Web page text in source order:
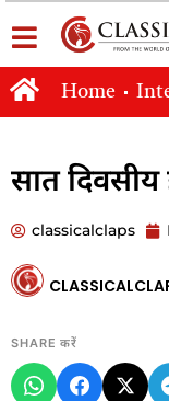
Home
सात
classicalclaps
SHARE करें